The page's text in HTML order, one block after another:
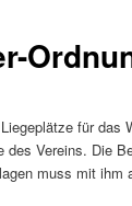
für das
des Vereins. Die
muss mit ihm